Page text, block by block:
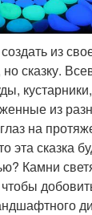
из
но сказку.
из
на
эта сказка
Камни